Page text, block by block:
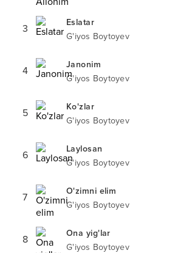
3
Eslatar
G'iyos Boytoyev
4
Janonim
G'iyos Boytoyev
5
Ko'zlar
G'iyos Boytoyev
6
Laylosan
G'iyos Boytoyev
7
O'zimni elim
G'iyos Boytoyev
8
Ona yig'lar
G'iyos Boytoyev